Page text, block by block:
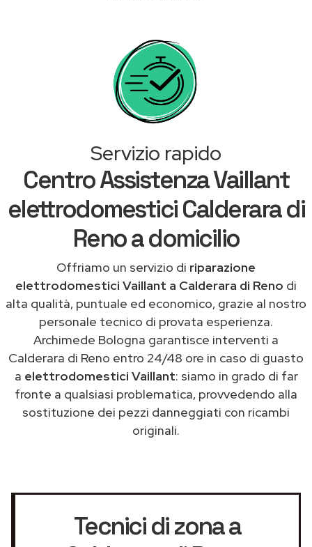
Servizio rapido
Centro Assistenza Vaillant
elettrodomestici Calderara di
Reno a domicilio
Offriamo un servizio di riparazione
elettrodomestici Vaillant a Calderara di Reno di
alta qualità, puntuale ed economico, grazie al nostro
personale tecnico di provata esperienza.
Archimede Bologna garantisce interventi a
Calderara di Reno entro 24/48 ore in caso di guasto
a elettrodomestici Vaillant: siamo in grado di far
fronte a qualsiasi problematica, provvedendo alla
sostituzione dei pezzi danneggiati con ricambi
originali.
Tecnici di zona a